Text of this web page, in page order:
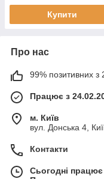
Купити
Про нас
99% позитивних з
Працює з
м. Київ
вул. Донська 4,
Контакти
Сьогодні